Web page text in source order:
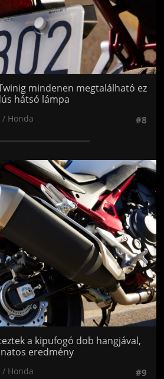
mindenen megtalálható ez
hátsó lámpa
/ Honda #8
Jön még kép!
a kipufogó dob hangjával,
eredmény
/ Honda #9